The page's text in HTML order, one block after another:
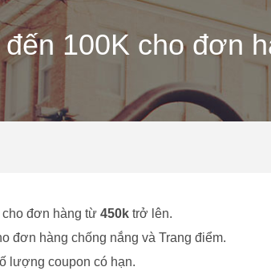
100K cho đơn
cho đơn hàng từ 450k trở lên.
đơn hàng chống nắng và Trang điểm.
lượng coupon có hạn.